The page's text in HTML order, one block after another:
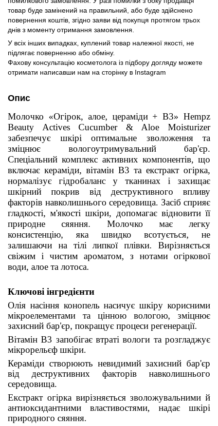
товар буде замінений на правильний, або буде здійснено
повернення коштів, згідно заяви від покупця протягом трьох
днів з моменту отримання замовлення.
У всіх інших випадках, куплений товар належної якості, не
підлягає поверненню або обміну.
Фахову консультацію косметолога із підбору догляду можете
отримати написавши нам на сторінку в Instagram
Опис
Молочко «Огірок, алое, цераміди + В3» Hempz
Beauty Actives Cucumber & Aloe Moisturizer
забезпечує шкірі оптимальне зволоження та
зміцнює вологоутримувальний бар'єр.
Спеціальний комплекс активних компонентів, що
включає кераміди, вітамін В3 та екстракт огірка,
нормалізує гідробаланс у тканинах і захищає
шкірний покрив від деструктивного впливу
факторів навколишнього середовища. Засіб сприяє
гладкості, м'якості шкіри, допомагає відновити її
природне сяяння. Молочко має легку
консистенцію, яка швидко всотується, не
залишаючи на тілі липкої плівки. Вирізняється
свіжим і чистим ароматом, з нотами огіркової
води, алое та лотоса.
Ключові інгредієнти
Олія насіння конопель насичує шкіру корисними
мікроелементами та цінною вологою, зміцнює
захисний бар'єр, покращує процеси регенерації.
Вітамін В3 запобігає втраті вологи та розгладжує
мікрорельєф шкіри.
Кераміди створюють невидимий захисний бар'єр
від деструктивних факторів навколишнього
середовища.
Екстракт огірка вирізняється зволожувальними й
антиоксидантними властивостями, надає шкірі
природного сяяння.